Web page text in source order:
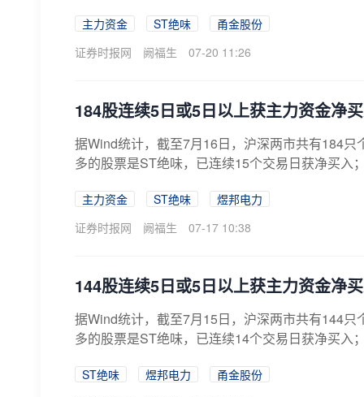
主力资金 ST绝味
甬金股份
证券时报网
阙福生 07-20 11:26
184股连续5日或5日以上获主力资金净
据Wind统计，截至7月16日，沪深两市共有184
多的股票是ST绝味，已连续15个交易日获净买入
主力资金 ST绝味
煜邦电力
证券时报网
阙福生 07-17 10:38
144股连续5日或5日以上获主力资金净
据Wind统计，截至7月15日，沪深两市共有144
多的股票是ST绝味，已连续14个交易日获净买入
ST绝味 煜邦电力
甬金股份